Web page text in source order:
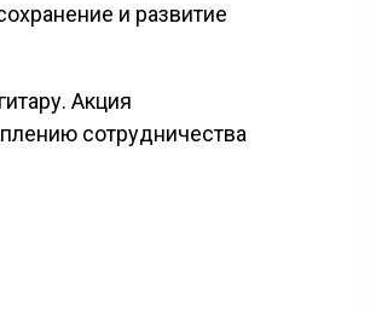
и развитие
Акция
сотрудничества